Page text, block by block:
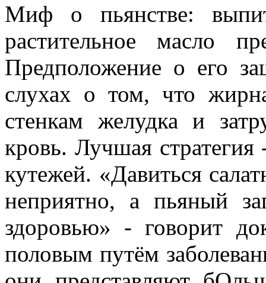
Миф о пьянстве:
растительное масло
Предположение о его
слухах о том, что
стенкам желудка и
кровь. Лучшая
кутежей. «Давиться
неприятно, а пьяный
здоровью» - говорит
половым путём